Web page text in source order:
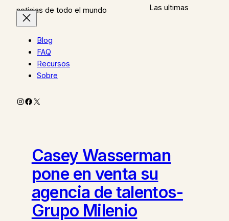
Las ultimas
noticias de todo el mundo
Blog
FAQ
Recursos
Sobre
Instagram
Facebook
X
Casey Wasserman
pone en venta su
agencia de talentos-
Grupo Milenio